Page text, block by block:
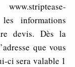
informations
devis. Dès la
que vous
ci sera valable 1